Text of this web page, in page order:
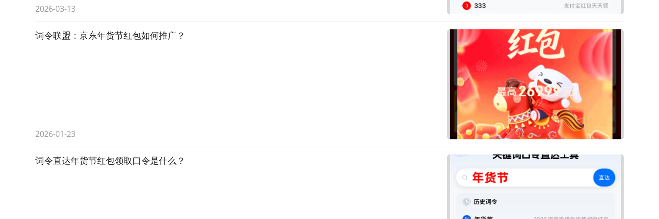
2026-03-13
词令联盟：京东年货节红包如何推广？
2026-01-23
词令直达年货节红包领取口令是什么？